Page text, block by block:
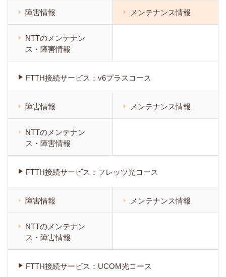
障害情報 メンテナンス情報
NTTのメンテナン
ス・障害情報
FTTH接続サービス：v6プラスコース
障害情報 メンテナンス情報
NTTのメンテナン
ス・障害情報
FTTH接続サービス：フレッツ光コース
障害情報 メンテナンス情報
NTTのメンテナン
ス・障害情報
FTTH接続サービス：UCOM光コース